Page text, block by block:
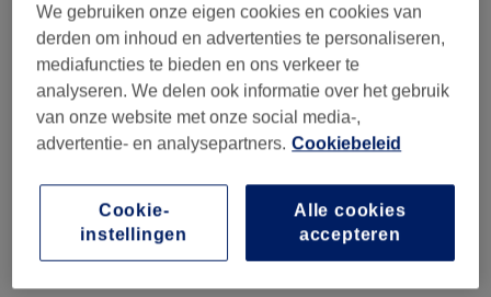
Gelaatsbehandelingen (8) vanaf €50
Permanente & Semi-Permanente
Makeup (9)
vanaf €52,50
Wimpers & Wenkbrauwen (6) vanaf €15
Wimperextensions vanaf €10
Lichaamsbehandelingen ( )
We gebruiken onze eigen cookies en cookies van
derden om inhoud en advertenties te personaliseren,
mediafuncties te bieden en ons verkeer te
analyseren. We delen ook informatie over het gebruik
van onze website met onze social media-,
advertentie- en analysepartners. Cookiebeleid
Alle cookies
accepteren
Cookie-
instellingen